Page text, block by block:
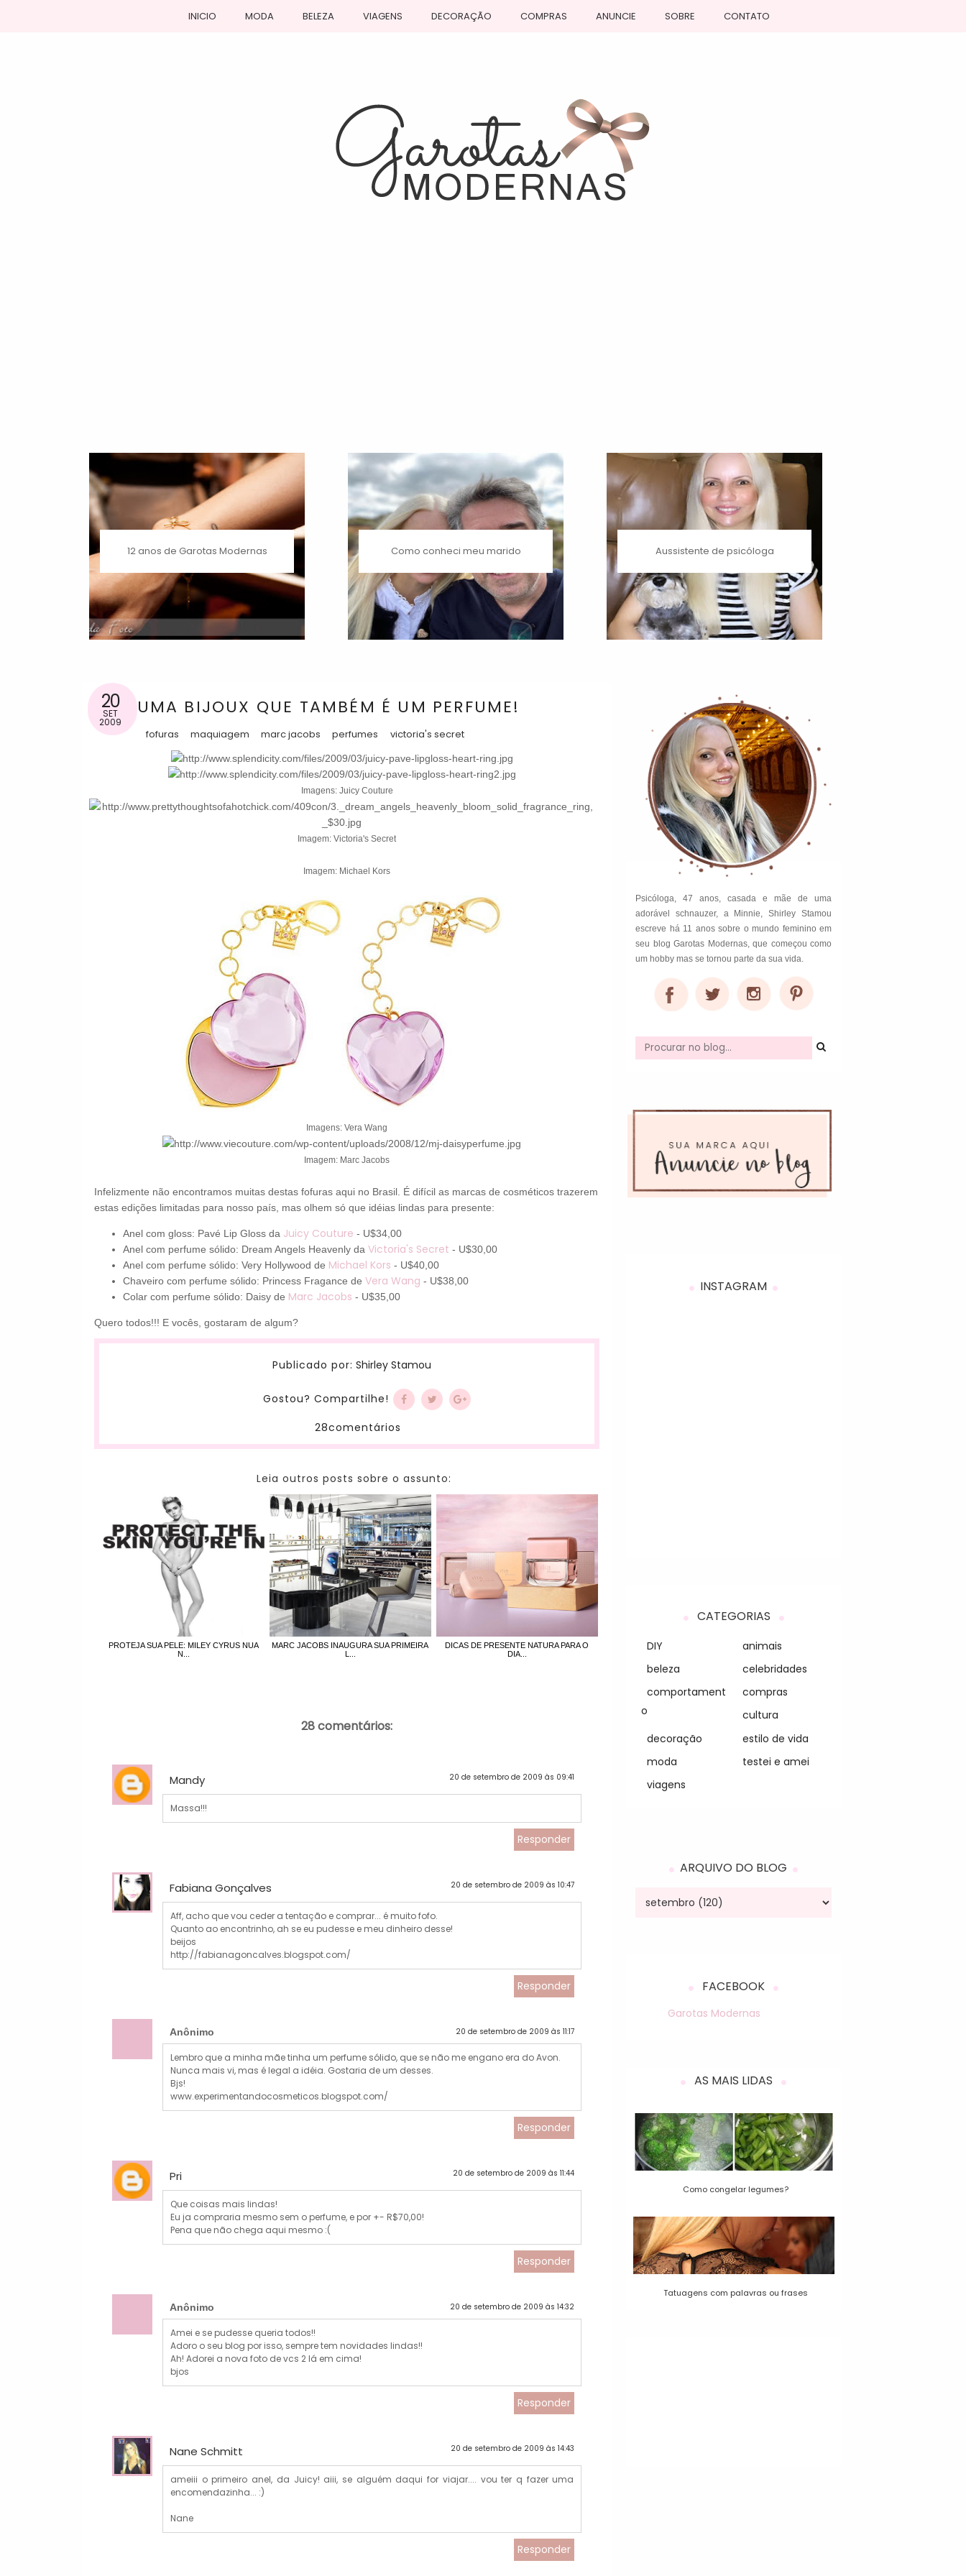
INICIO MODA BELEZA VIAGENS DECORAÇÃO COMPRAS ANUNCIE SOBRE CONTATO
12 anos de Garotas Modernas Como conheci meu marido Aussistente de psicóloga
20
SET
2009
UMA BIJOUX QUE TAMBÉM É UM PERFUME!
fofuras maquiagem marc jacobs perfumes victoria's secret
Imagens: Juicy Couture
Imagem: Victoria's Secret
Imagem: Michael Kors
Imagens: Vera Wang
Imagem: Marc Jacobs
Infelizmente não encontramos muitas destas fofuras aqui no Brasil. É difícil as marcas de cosméticos trazerem
estas edições limitadas para nosso país, mas olhem só que idéias lindas para presente:
Anel com gloss: Pavé Lip Gloss da Juicy Couture - U$34,00
Anel com perfume sólido: Dream Angels Heavenly daVictoria's Secret - U$30,00
Anel com perfume sólido: Very Hollywood de Michael Kors - U$40,00
Chaveiro com perfume sólido: Princess Fragance deVera Wang - U$38,00
Colar com perfume sólido: Daisy de Marc Jacobs - U$35,00
Quero todos!!! E vocês, gostaram de algum?
Publicado por: Shirley Stamou
Gostou? Compartilhe!
28comentários
Leia outros posts sobre o assunto:
PROTEJA SUA PELE: MILEY CYRUS NUA
N...
MARC JACOBS INAUGURA SUA PRIMEIRA
L...
DICAS DE PRESENTE NATURA PARA O
DIA...
28 comentários:
Mandy 20 de setembro de 2009 às 09:41
Massa!!!
Responder
Fabiana Gonçalves 20 de setembro de 2009 às 10:47
Aff, acho que vou ceder a tentação e comprar... é muito fofo.
Quanto ao encontrinho, ah se eu pudesse e meu dinheiro desse!
beijos
http://fabianagoncalves.blogspot.com/
Responder
Anônimo 20 de setembro de 2009 às 11:17
Lembro que a minha mãe tinha um perfume sólido, que se não me engano era do Avon.
Nunca mais vi, mas é legal a idéia. Gostaria de um desses.
Bjs!
www.experimentandocosmeticos.blogspot.com/
Responder
Pri 20 de setembro de 2009 às 11:44
Que coisas mais lindas!
Eu ja compraria mesmo sem o perfume, e por +- R$70,00!
Pena que não chega aqui mesmo :(
Responder
Anônimo 20 de setembro de 2009 às 14:32
Amei e se pudesse queria todos!!
Adoro o seu blog por isso, sempre tem novidades lindas!!
Ah! Adorei a nova foto de vcs 2 lá em cima!
bjos
Responder
Nane Schmitt 20 de setembro de 2009 às 14:43
ameiii o primeiro anel, da Juicy! aiii, se alguém daqui for viajar.... vou ter q fazer uma
encomendazinha... :)
Nane
Responder
Psicóloga, 47 anos, casada e mãe de uma
adorável schnauzer, a Minnie, Shirley Stamou
escreve há 11 anos sobre o mundo feminino em
seu blog Garotas Modernas, que começou como
um hobby mas se tornou parte da sua vida.
INSTAGRAM
CATEGORIAS
DIY
animais
beleza
celebridades
comportament
o
compras
cultura
decoração
estilo de vida
moda
testei e amei
viagens
ARQUIVO DO BLOG
FACEBOOK
Garotas Modernas
AS MAIS LIDAS
Como congelar legumes?
Tatuagens com palavras ou frases